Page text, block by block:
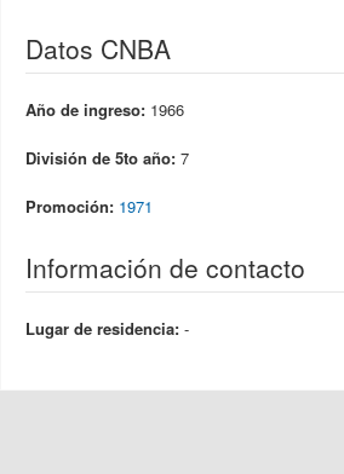
Datos CNBA
Año de ingreso: 1966
División de 5to año: 7
Promoción: 1971
Información de contacto
Lugar de residencia: -